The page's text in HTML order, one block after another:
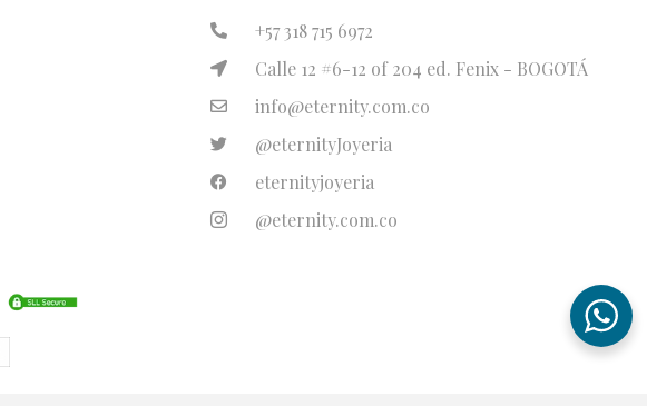
+57 318 715 6972
Calle 12 #6-12 of 204 ed. Fenix - BOGOTÁ
info@eternity.com.co
@eternityJoyeria
eternityjoyeria
@eternity.com.co